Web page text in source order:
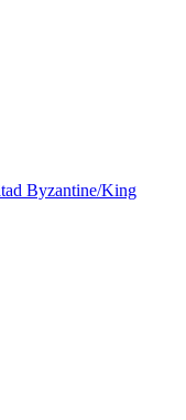
Byzantine/King